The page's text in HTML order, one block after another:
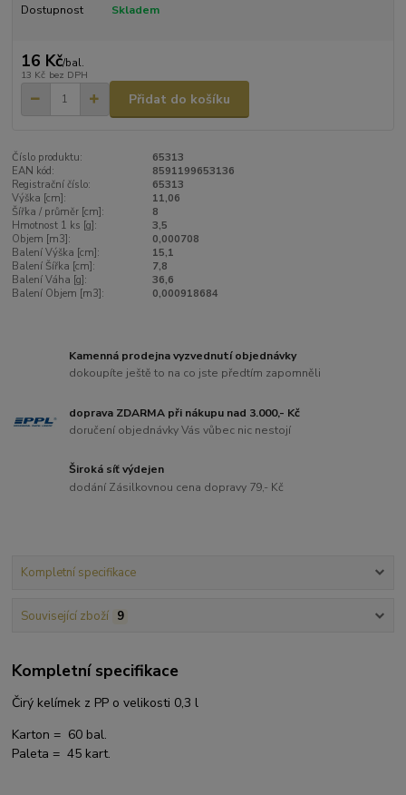
Dostupnost Skladem
16 Kč/bal.
13 Kč bez DPH
Přidat do košíku
Číslo produktu:
65313
EAN kód:
8591199653136
Registrační číslo:
65313
Výška [cm]:
11,06
Šířka / průměr [cm]:
8
Hmotnost 1 ks [g]:
3,5
Objem [m3]:
0,000708
Balení Výška [cm]:
15,1
Balení Šířka [cm]:
7,8
Balení Váha [g]:
36,6
Balení Objem [m3]:
0,000918684
Kamenná prodejna vyzvednutí objednávky
dokoupíte ještě to na co jste předtím zapomněli
doprava ZDARMA při nákupu nad 3.000,- Kč
doručení objednávky Vás vůbec nic nestojí
Široká síť výdejen
dodání Zásilkovnou cena dopravy 79,- Kč
Kompletní specifikace
Související zboží 9
Kompletní specifikace
Čirý kelímek z PP o velikosti 0,3 l
Karton = 60 bal.
Paleta = 45 kart.